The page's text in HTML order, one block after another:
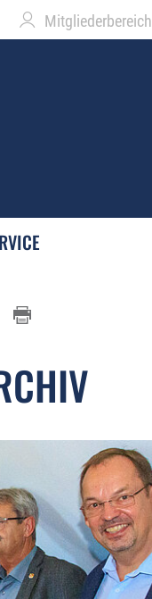
Mitgliederbereich